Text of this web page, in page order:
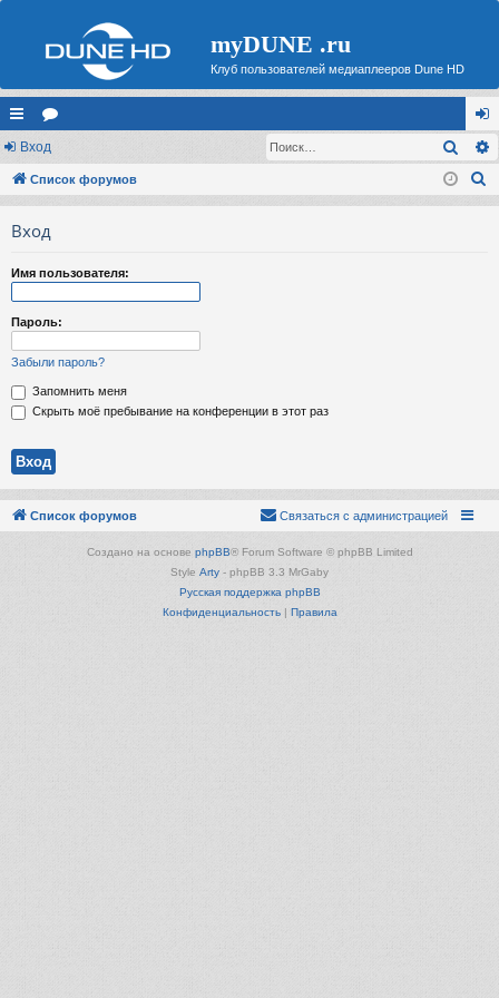
myDUNE .ru
Клуб пользователей медиаплееров Dune HD
с
ы
ор
ум
хо
д
Вход
Список форумов
Вход
Имя пользователя:
Пароль:
Забыли пароль?
Запомнить меня
Скрыть моё пребывание на конференции в этот раз
Список форумов Связаться с администрацией
Создано на основе phpBB® Forum Software © phpBB Limited
Style Arty - phpBB 3.3 MrGaby
Русская поддержка phpBB
Конфиденциальность| Правила